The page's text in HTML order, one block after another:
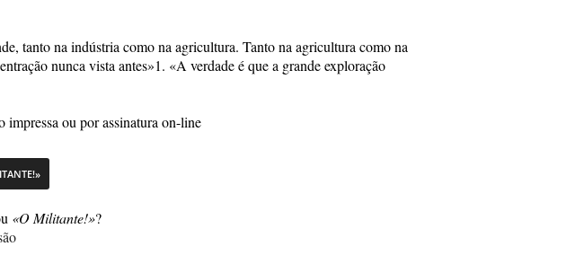
tanto na indústria como na agricultura. Tanto na agricultura como na
nunca vista antes»1. «A verdade é que a grande exploração
ou por assinatura on-line
«O Militante!»?